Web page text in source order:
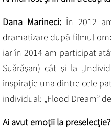
Dana Marineci:În 2012
dramatizare după filmul
iar în 2014 am participat
Suărăşan) cât şi la
inspiraţie una dintre cele
individual: „Flood Dream”
Ai avut emoţii la preselecţie?